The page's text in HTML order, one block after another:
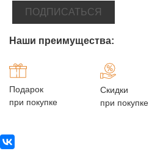
ПОДПИСАТЬСЯ
Наши преимущества:
Подарок
при покупке
Скидки
при покупке